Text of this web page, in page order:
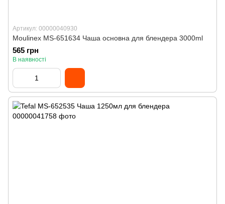
Артикул: 00000040930
Moulinex MS-651634 Чаша основна для блендера 3000ml
565 грн
В наявності